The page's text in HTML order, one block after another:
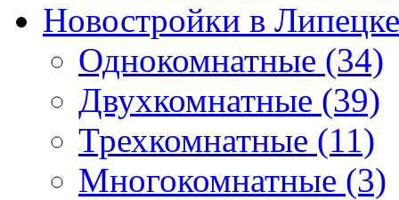
Новостройки в Липецке
Однокомнатные (34)
Двухкомнатные (39)
Трехкомнатные (11)
Многокомнатные (3)